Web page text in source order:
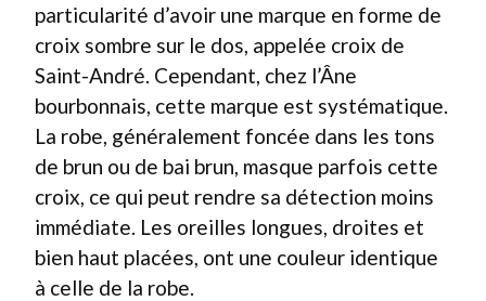
particularité d’avoir une marque en forme de
croix sombre sur le dos, appelée croix de
Saint-André. Cependant, chez l’Âne
bourbonnais, cette marque est systématique.
La robe, généralement foncée dans les tons
de brun ou de bai brun, masque parfois cette
croix, ce qui peut rendre sa détection moins
immédiate. Les oreilles longues, droites et
bien haut placées, ont une couleur identique
à celle de la robe.